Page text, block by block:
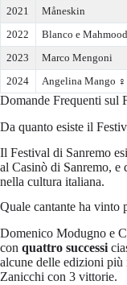
2021
Måneskin
2022
Blanco e Mahmood
2023
Marco Mengoni
2024
Angelina Mango ♀️
Domande Frequenti sul
Da quanto esiste il
Il Festival di Sanremo
al Casinò di Sanremo, e
nella cultura italiana.
Quale cantante ha vinto
Domenico Modugno e
con quattro successi
alcune delle edizioni
Zanicchi con 3 vittorie.